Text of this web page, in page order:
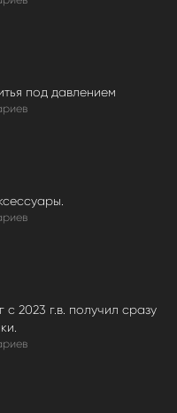
под давлением
2023 г.в. получил сразу